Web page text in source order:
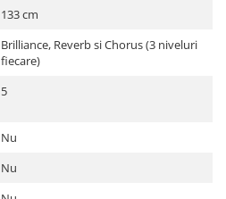
133 cm
Brilliance, Reverb si Chorus (3 niveluri
fiecare)
5
Nu
Nu